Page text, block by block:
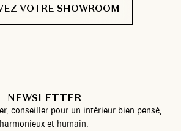
VOTRE SHOWROOM
NEWSLETTER
conseiller pour un intérieur bien pensé,
harmonieux et humain.